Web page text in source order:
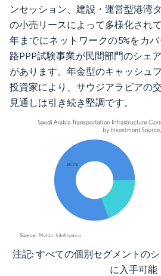
ンセッション、建設・運営型港湾
の小売リースによって多様化され
年までにネットワークの5%をカ
路PPP試験事業が民間部門のシェ
があります。年金型のキャッシュ
投資家により、サウジアラビアの
見通しは引き続き堅調です。
画像 © Mordor Intelligence。再利用にはCC
注記: すべての個別セグメントの
に入手可能